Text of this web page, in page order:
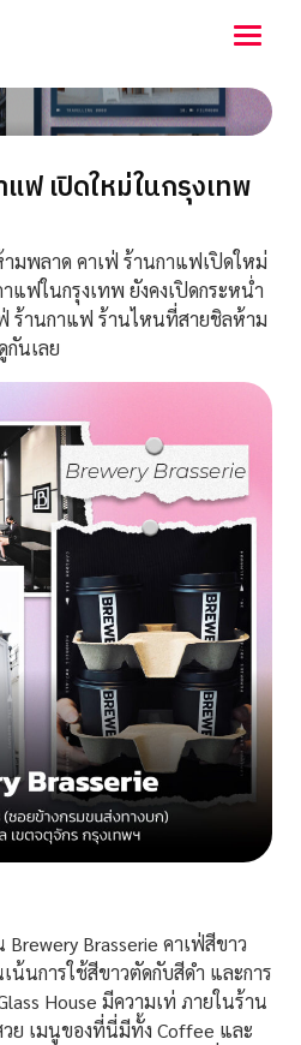
ฟ เปิดใหม่ในกรุงเทพ
มพลาด คาเฟ่ ร้านกาแฟเปิดใหม่
แฟในกรุงเทพ ยังคงเปิดกระหน่ำ
ร้านกาแฟ ร้านไหนที่สายชิลห้าม
กันเลย
Brewery Brasserie คาเฟ่สีขาว
นการใช้สีขาวตัดกับสีดำ และการ
House มีความเท่ ภายในร้าน
วย เมนูของที่นี่มีทั้ง Coffee และ